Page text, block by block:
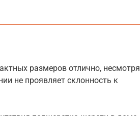
размеров отлично, несмотря
не проявляет склонность к